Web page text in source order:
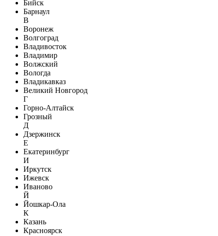
Бийск
Барнаул
В
Воронеж
Волгоград
Владивосток
Владимир
Волжский
Вологда
Владикавказ
Великий Новгород
Г
Горно-Алтайск
Грозный
Д
Дзержинск
Е
Екатеринбург
И
Иркутск
Ижевск
Иваново
Й
Йошкар-Ола
К
Казань
Красноярск